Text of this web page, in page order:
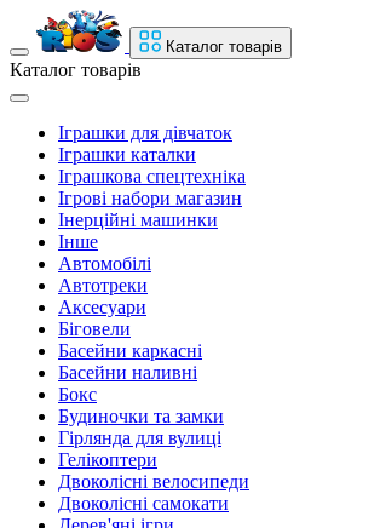
Каталог товарів
Каталог товарів
Іграшки для дівчаток
Іграшки каталки
Іграшкова спецтехніка
Ігрові набори магазин
Інерційні машинки
Інше
Автомобілі
Автотреки
Аксесуари
Біговели
Басейни каркасні
Басейни наливні
Бокс
Будиночки та замки
Гірлянда для вулиці
Гелікоптери
Двоколісні велосипеди
Двоколісні самокати